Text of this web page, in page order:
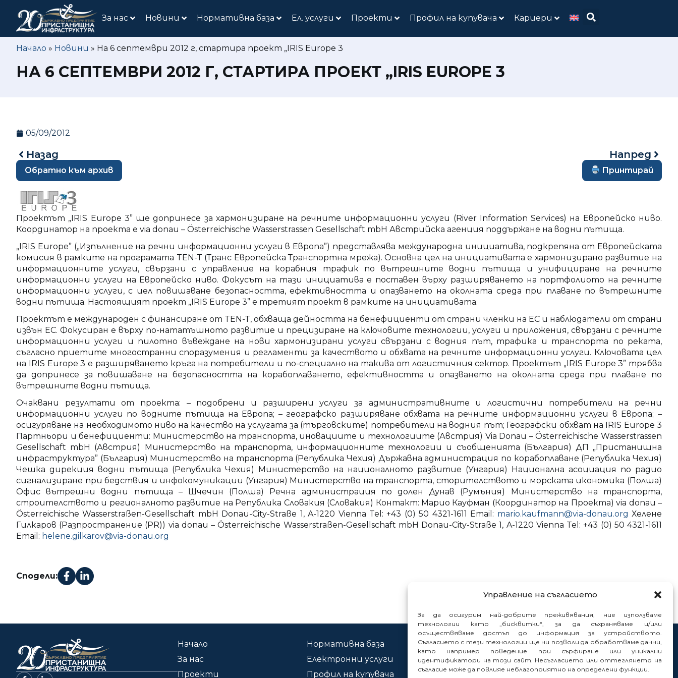
Управление на съгласието
За да осигурим най-добрите преживявания, ние използваме
технологии като „бисквитки“, за да съхраняваме и/или
осъществяваме достъп до информация за устройството.
Съгласието с тези технологии ще ни позволи да обработваме данни,
като например поведение при сърфиране или уникални
идентификатори на този сайт. Несъгласието или оттеглянето на
съгласие може да повлияе неблагоприятно на определени функции.
За нас Новини Нормативна база Ел. услуги Проекти Профил на купувача Кариери
Начало » Новини » На 6 септември 2012 г, стартира проект „IRIS Europe 3
НА 6 СЕПТЕМВРИ 2012 Г, СТАРТИРА ПРОЕКТ „IRIS EUROPE 3
05/09/2012
Назад Напред
Обратно към архив Принтирай
Проектът „IRIS Europe 3” ще допринесе за хармонизиране на речните информационни услуги (River Information Services) на Европейско ниво.
Координатор на проекта е via donau – Österreichische Wasserstrassen Gesellschaft mbH Австрийска агенция поддържане на водни пътища.
„IRIS Europe” („Изпълнение на речни информационни услуги в Европа”) представлява международна инициатива, подкрепяна от Европейската
комисия в рамките на програмата TEN-T (Транс Европейска Транспортна мрежа). Основна цел на инициативата е хармонизирано развитие на
информационните услуги, свързани с управление на корабния трафик по вътрешните водни пътища и унифициране на речните
информационни услуги на Европейско ниво. Фокусът на тази инициатива е поставен върху разширяването на портфолиото на речните
информационни услуги, с цел повишаване безопасността, ефективността и опазването на околната среда при плаване по вътрешните
водни пътища. Настоящият проект „IRIS Europe 3” е третият проект в рамките на инициативата.
Проектът е международен с финансиранe от TEN-T, обхваща дейността на бенефициенти от страни членки на ЕС и наблюдатели от страни
извън ЕС. Фокусиран е върху по-нататъшното развитие и прецизиране на ключовите технологии, услуги и приложения, свързани с речните
информационни услуги и пилотно въвеждане на нови хармонизирани услуги свързани с водния път, трафика и транспорта по реката,
съгласно приетите многостранни споразумения и регламенти за качеството и обхвата на речните информационни услуги. Ключовата цел
на IRIS Europe 3 е разширяването кръга на потребители и по-специално на такива от логистичния сектор. Проектът „IRIS Europe 3” трябва
да допринесе за повишаване на безопасността на корабоплаването, ефективността и опазването на околната среда при плаване по
вътрешните водни пътища.
Очаквани резултати от проекта: – подобрени и разширени услуги за административните и логистични потребители на речни
информационни услуги по водните пътища на Европа; – географско разширяване обхвата на речните информационни услуги в Европа; –
осигуряване на необходимото ниво на качество на услугата за (търговските) потребители на водния път; Географски обхват на IRIS Europe 3
Партньори и бенефициенти: Министерство на транспорта, иновациите и технологиите (Австрия) Via Donau – Österreichische Wasserstrassen
Gesellschaft mbH (Австрия) Министерство на транспорта, информационните технологии и съобщенията (България) ДП „Пристанищна
инфраструктура” (България) Министерство на транспорта (Република Чехия) Държавна администрация по корабоплаване (Република Чехия)
Чешка дирекция водни пътища (Република Чехия) Министерство на националното развитие (Унгария) Национална асоциация по радио
сигнализиране при бедствия и инфокомуникации (Унгария) Министерство на транспорта, сторителството и морската икономика (Полша)
Офис вътрешни водни пътища – Шчечин (Полша) Речна администрация по долен Дунав (Румъния) Министерство на транспорта,
строителството и регионалното развитие на Република Словакия (Словакия) Контакт: Марио Кауфман (Координатор на Проекта) via donau –
Österreichische Wasserstraßen-Gesellschaft mbH Donau-City-Straße 1, A-1220 Vienna Tel: +43 (0) 50 4321-1611 Email: mario.kaufmann@via-donau.org Хелене
Гилкаров (Разпространение (PR)) via donau – Österreichische Wasserstraßen-Gesellschaft mbH Donau-City-Straße 1, A-1220 Vienna Tel: +43 (0) 50 4321-1611
Email: helene.gilkarov@via-donau.org
Сподели:
Начало
За нас
Проекти
Нормативна база
Електронни услуги
Профил на купувача
Контакти
Сигнали